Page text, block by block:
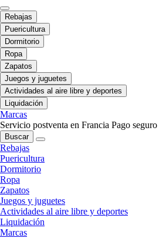
Rebajas
Puericultura
Dormitorio
Ropa
Zapatos
Juegos y juguetes
Actividades al aire libre y deportes
Liquidación
Marcas
Servicio postventa en Francia Pago seguro
Buscar
Rebajas
Puericultura
Dormitorio
Ropa
Zapatos
Juegos y juguetes
Actividades al aire libre y deportes
Liquidación
Marcas